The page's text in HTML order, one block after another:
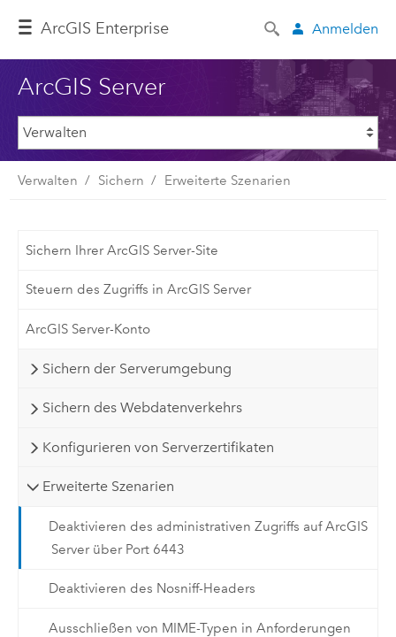
ArcGIS Enterprise Anmelden
ArcGIS Server
Verwalten Sichern Erweiterte Szenarien
Sichern Ihrer ArcGIS Server-Site
Steuern des Zugriffs in ArcGIS Server
ArcGIS Server-Konto
Sichern der Serverumgebung
Sichern des Webdatenverkehrs
Konfigurieren von Serverzertifikaten
Erweiterte Szenarien
Deaktivieren des administrativen Zugriffs auf ArcGIS
Server über Port 6443
Deaktivieren des Nosniff-Headers
Ausschließen von MIME-Typen in Anforderungen